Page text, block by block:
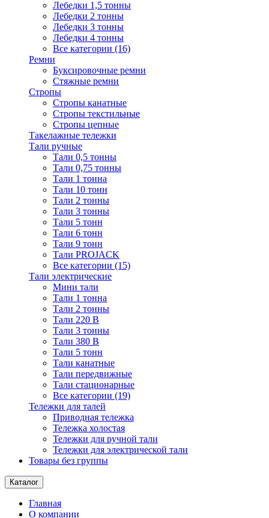
Лебедки 1,5 тонны
Лебедки 2 тонны
Лебедки 3 тонны
Лебедки 4 тонны
Все категории (16)
Ремни
Буксировочные ремни
Стяжные ремни
Стропы
Стропы канатные
Стропы текстильные
Стропы цепные
Такелажные тележки
Тали ручные
Тали 0,5 тонны
Тали 0,75 тонны
Тали 1 тонна
Тали 10 тонн
Тали 2 тонны
Тали 3 тонны
Тали 5 тонн
Тали 6 тонн
Тали 9 тонн
Тали PROJACK
Все категории (15)
Тали электрические
Мини тали
Тали 1 тонна
Тали 2 тонны
Тали 220 В
Тали 3 тонны
Тали 380 В
Тали 5 тонн
Тали канатные
Тали передвижные
Тали стационарные
Все категории (19)
Тележки для талей
Приводная тележка
Тележка холостая
Тележки для ручной тали
Тележки для электрической тали
Товары без группы
Каталог
Главная
О компании